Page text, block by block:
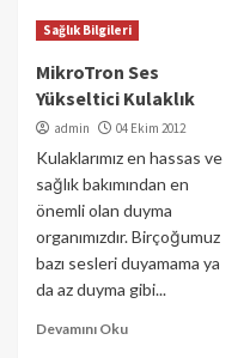
Sağlık Bilgileri
MikroTron Ses
Yükseltici Kulaklık
admin 04 Ekim 2012
Kulaklarımız en hassas ve
sağlık bakımından en
önemli olan duyma
organımızdır. Birçoğumuz
bazı sesleri duyamama ya
da az duyma gibi...
Devamını Oku